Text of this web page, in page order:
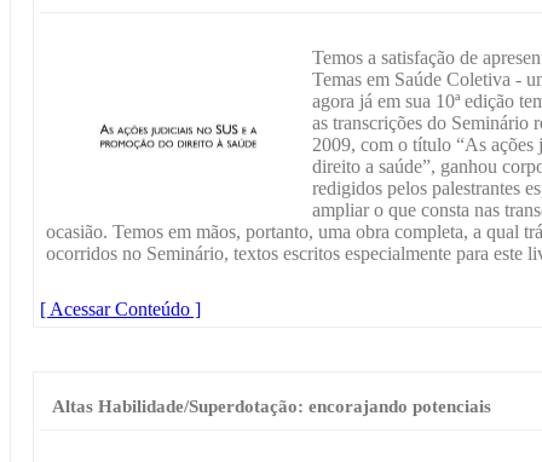
Temos a satisfação de
Temas em Saúde Coletiva -
agora já em sua 10ª edição
as transcrições do Seminário
2009, com o título “As
direito a saúde”, ganhou
redigidos pelos palestrantes
ampliar o que consta nas
ocasião. Temos em mãos, portanto, uma obra completa, a qual
ocorridos no Seminário, textos escritos especialmente para este
[ Acessar Conteúdo ]
Altas Habilidade/Superdotação: encorajando potenciais